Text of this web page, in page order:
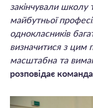
закінчували
майбутньої
однокласників
визначитися з
масштабна та
розповідає